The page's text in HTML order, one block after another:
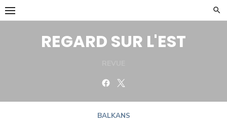
Skip
to
REGARD SUR L'EST
Facebook
BALKANS